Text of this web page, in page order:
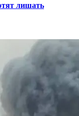
лишать